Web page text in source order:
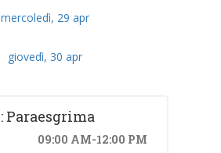
mercoledì, 29 apr
giovedì, 30 apr
Paraesgrima
09:00 AM-12:00 PM